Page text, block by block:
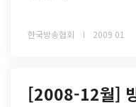
한국방송협회 2009 01
[2008-12월]